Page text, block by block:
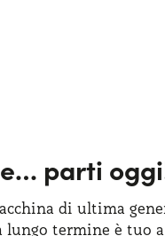
parti
di ultima
lungo termine è tuo